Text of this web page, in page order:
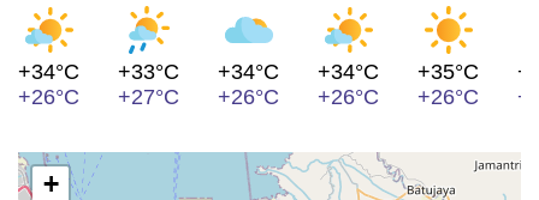
+34°C
+26°C
+33°C
+27°C
+34°C
+26°C
+34°C
+26°C
+35°C
+26°C
+